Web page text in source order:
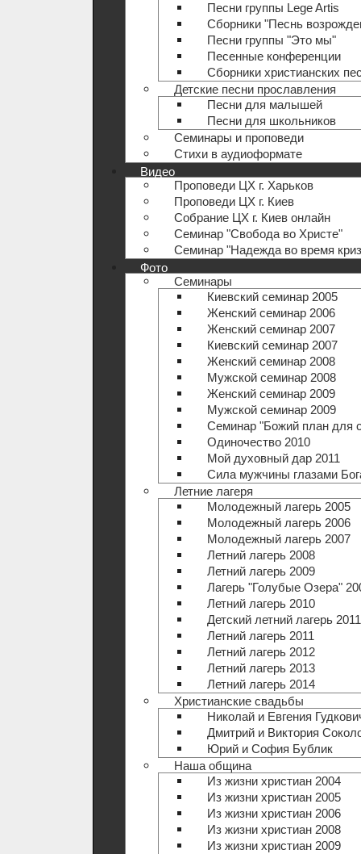
Песни группы Lege Artis
Сборники "Песнь
Песни группы "Это мы"
Песенные конференции
Сборники христианских
Детские песни прославления
Песни для малышей
Песни для школьников
Семинары и проповеди
Стихи в аудиоформате
Видео
Проповеди ЦХ г. Харьков
Проповеди ЦХ г. Киев
Собрание ЦХ г. Киев онлайн
Семинар "Свобода во Христе"
Семинар "Надежда во время
Фото
Семинары
Киевский семинар 2005
Женский семинар 2006
Женский семинар 2007
Киевский семинар 2007
Женский семинар 2008
Мужской семинар 2008
Женский семинар 2009
Мужской семинар 2009
Семинар "Божий план для
Одиночество 2010
Мой духовный дар 2011
Сила мужчины глазами
Летние лагеря
Молодежный лагерь 2005
Молодежный лагерь 2006
Молодежный лагерь 2007
Летний лагерь 2008
Летний лагерь 2009
Лагерь "Голубые Озера"
Летний лагерь 2010
Детский летний лагерь 2011
Летний лагерь 2011
Летний лагерь 2012
Летний лагерь 2013
Летний лагерь 2014
Христианские свадьбы
Николай и Евгения
Дмитрий и Виктория
Юрий и София Бублик
Наша община
Из жизни христиан 2004
Из жизни христиан 2005
Из жизни христиан 2006
Из жизни христиан 2008
Из жизни христиан 2009